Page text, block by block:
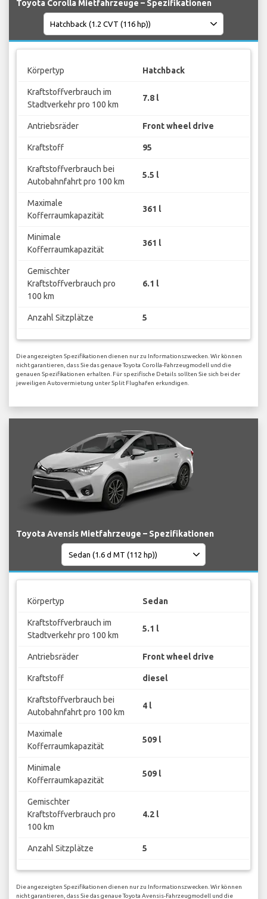
Toyota Corolla Mietfahrzeuge – Spezifikationen
Körpertyp Hatchback
Kraftstoffverbrauch im
Stadtverkehr pro 100 km
7.8 l
Antriebsräder Front wheel drive
Kraftstoff 95
Kraftstoffverbrauch bei
Autobahnfahrt pro 100 km
5.5 l
Maximale
Kofferraumkapazität
361 l
Minimale
Kofferraumkapazität
361 l
Gemischter
Kraftstoffverbrauch pro
100 km
6.1 l
Anzahl Sitzplätze 5
Die angezeigten Spezifikationen dienen nur zu Informationszwecken. Wir können
nicht garantieren, dass Sie das genaue Toyota Corolla-Fahrzeugmodell und die
genauen Spezifikationen erhalten. Für spezifische Details sollten Sie sich bei der
jeweiligen Autovermietung unter Split Flughafen erkundigen.
Toyota Avensis Mietfahrzeuge – Spezifikationen
Körpertyp Sedan
Kraftstoffverbrauch im
Stadtverkehr pro 100 km
5.1 l
Antriebsräder Front wheel drive
Kraftstoff diesel
Kraftstoffverbrauch bei
Autobahnfahrt pro 100 km
4 l
Maximale
Kofferraumkapazität
509 l
Minimale
Kofferraumkapazität
509 l
Gemischter
Kraftstoffverbrauch pro
100 km
4.2 l
Anzahl Sitzplätze 5
Die angezeigten Spezifikationen dienen nur zu Informationszwecken. Wir können
nicht garantieren, dass Sie das genaue Toyota Avensis-Fahrzeugmodell und die